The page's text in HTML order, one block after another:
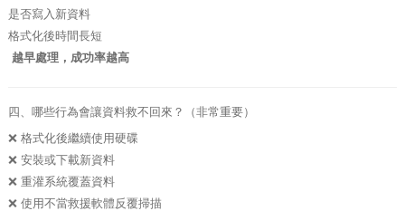
是否寫入新資料
格式化後時間長短
越早處理，成功率越高
四、哪些行為會讓資料救不回來？（非常重要）
❌ 格式化後繼續使用硬碟
❌ 安裝或下載新資料
❌ 重灌系統覆蓋資料
❌ 使用不當救援軟體反覆掃描